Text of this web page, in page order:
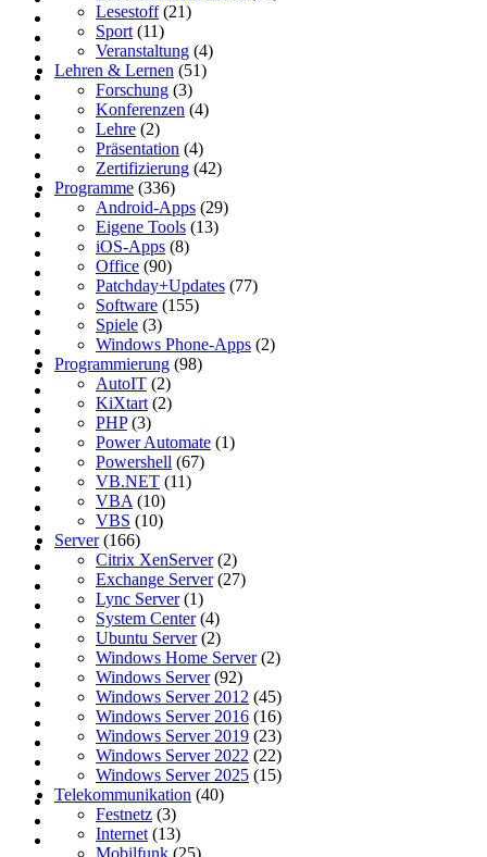
Lesestoff(21)
Sport (11)
Veranstaltung (4)
Lehren & Lernen (51)
Forschung (3)
Konferenzen (4)
Lehre (2)
Präsentation (4)
Zertifizierung (42)
Programme (336)
Android-Apps (29)
Eigene Tools (13)
iOS-Apps (8)
Office (90)
Patchday+Updates (77)
Software (155)
Spiele (3)
Windows Phone-Apps (2)
Programmierung (98)
AutoIT (2)
KiXtart (2)
PHP(3)
Power Automate (1)
Powershell (67)
VB.NET (11)
VBA (10)
VBS (10)
Server(166)
Citrix XenServer(2)
Exchange Server(27)
Lync Server(1)
System Center(4)
Ubuntu Server(2)
Windows Home Server(2)
Windows Server(92)
Windows Server 2012 (45)
Windows Server 2016 (16)
Windows Server 2019 (23)
Windows Server 2022 (22)
Windows Server 2025 (15)
Telekommunikation (40)
Festnetz (3)
Internet (13)
Mobilfunk (25)